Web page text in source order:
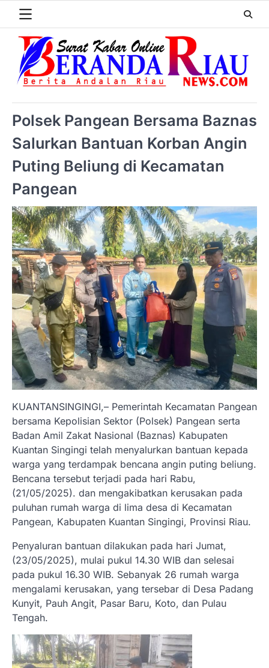
Polsek Pangean Bersama Baznas
Salurkan Bantuan Korban Angin
Puting Beliung di Kecamatan
Pangean
KUANTANSINGINGI,– Pemerintah Kecamatan Pangean
bersama Kepolisian Sektor (Polsek) Pangean serta
Badan Amil Zakat Nasional (Baznas) Kabupaten
Kuantan Singingi telah menyalurkan bantuan kepada
warga yang terdampak bencana angin puting beliung.
Bencana tersebut terjadi pada hari Rabu,
(21/05/2025). dan mengakibatkan kerusakan pada
puluhan rumah warga di lima desa di Kecamatan
Pangean, Kabupaten Kuantan Singingi, Provinsi Riau.
Penyaluran bantuan dilakukan pada hari Jumat,
(23/05/2025), mulai pukul 14.30 WIB dan selesai
pada pukul 16.30 WIB. Sebanyak 26 rumah warga
mengalami kerusakan, yang tersebar di Desa Padang
Kunyit, Pauh Angit, Pasar Baru, Koto, dan Pulau
Tengah.